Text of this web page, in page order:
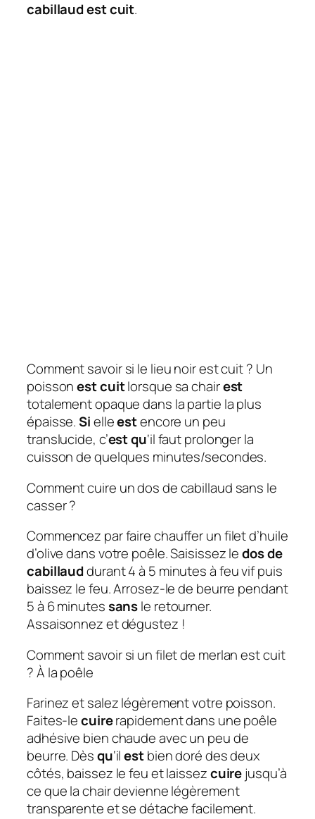
cabillaud est cuit.
Comment savoir si le lieu noir est cuit ? Un
poissonest cuitlorsque sa chairest
totalement opaque dans la partie la plus
épaisse.Sielleestencore un peu
translucide, c’est qu‘il faut prolonger la
cuisson de quelques minutes/secondes.
Comment cuire un dos de cabillaud sans le
casser ?
Commencez par faire chauffer un filet d’huile
d’olive dans votre poêle. Saisissez ledos de
cabillauddurant 4 à 5 minutes à feu vif puis
baissez le feu. Arrosez-le de beurre pendant
5 à 6 minutessansle retourner.
Assaisonnez et dégustez !
Comment savoir si un filet de merlan est cuit
? À la poêle
Farinez et salez légèrement votre poisson.
Faites-lecuirerapidement dans une poêle
adhésive bien chaude avec un peu de
beurre. Dèsqu‘ilestbien doré des deux
côtés, baissez le feu et laissezcuirejusqu’à
ce que la chair devienne légèrement
transparente et se détache facilement.